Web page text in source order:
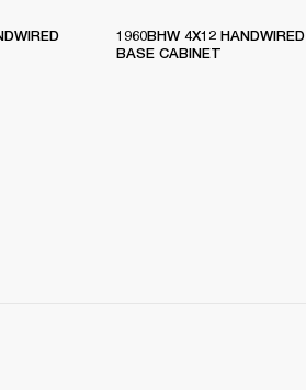
1960BHW 4X12 HANDWIRED
BASE CABINET